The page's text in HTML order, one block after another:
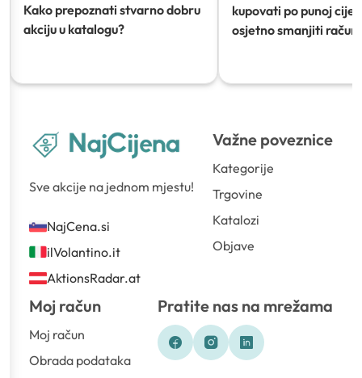
Kako prepoznati stvarno dobru
akciju u katalogu?
kupovati po punoj
osjetno smanjiti račun)
Sve akcije na jednom mjestu!
NajCena.si
ilVolantino.it
AktionsRadar.at
Važne poveznice
Kategorije
Trgovine
Katalozi
Objave
Moj račun
Moj račun
Obrada podataka
Pratite nas na mrežama